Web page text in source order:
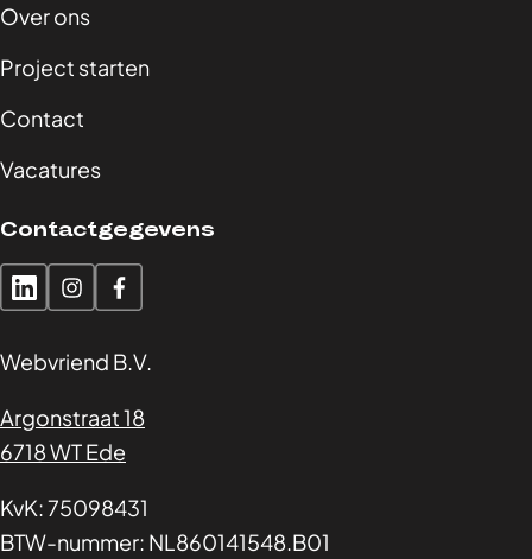
Over ons
Project starten
Contact
Vacatures
Contactgegevens
Webvriend B.V.
Argonstraat 18
6718 WT Ede
KvK: 75098431
BTW-nummer: NL860141548.B01